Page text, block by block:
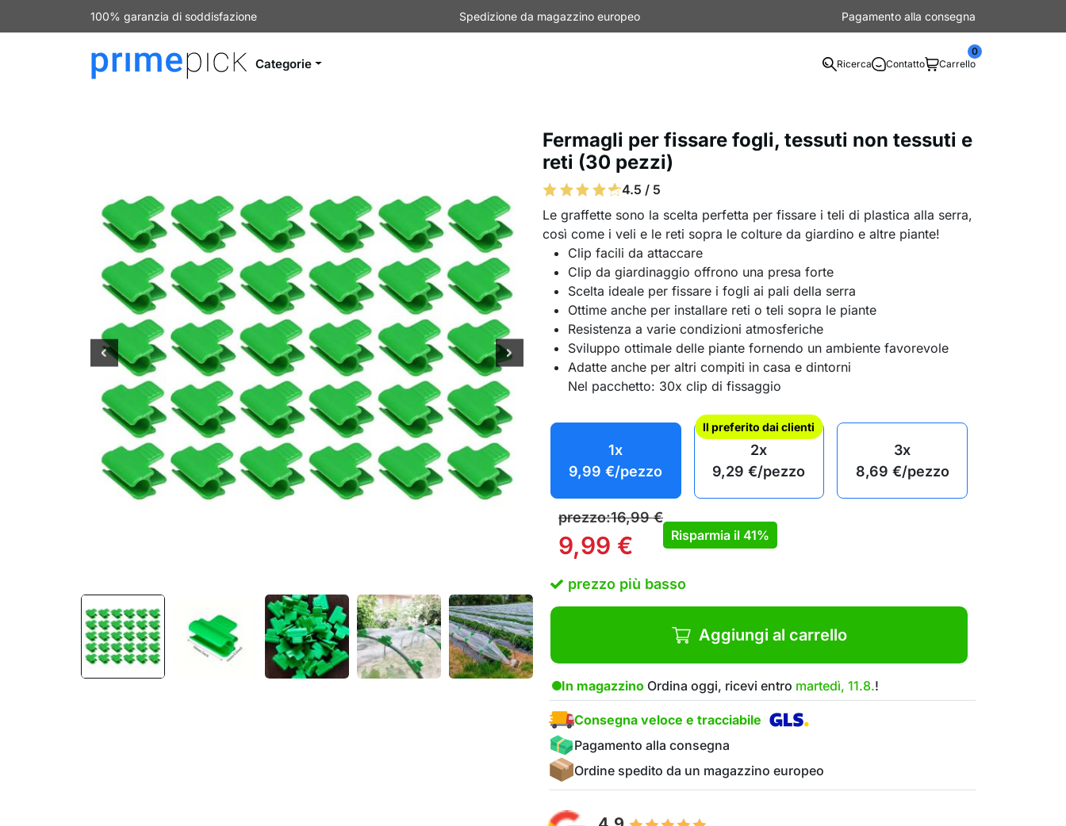
100% garanzia di soddisfazione Spedizione da magazzino europeo Pagamento alla consegna
Categorie Ricerca Contatto Carrello
0
Fermagli per fissare fogli, tessuti non tessuti e
reti (30 pezzi)
4.5 / 5
Le graffette sono la scelta perfetta per fissare i teli di plastica alla serra,
così come i veli e le reti sopra le colture da giardino e altre piante!
Clip facili da attaccare
Clip da giardinaggio offrono una presa forte
Scelta ideale per fissare i fogli ai pali della serra
Ottime anche per installare reti o teli sopra le piante
Resistenza a varie condizioni atmosferiche
Sviluppo ottimale delle piante fornendo un ambiente favorevole
Adatte anche per altri compiti in casa e dintorni
Nel pacchetto: 30x clip di fissaggio
1x
9,99€/pezzo
Il preferito dai clienti
2x
9,29€/pezzo
3x
8,69 €/pezzo
prezzo:16,99€
9,99 € Risparmia il 41%
prezzo più basso
Aggiungi al carrello
In magazzino Ordina oggi, ricevi entro martedì, 11.8.!
Consegna veloce e tracciabile
Pagamento alla consegna
Ordine spedito da un magazzino europeo